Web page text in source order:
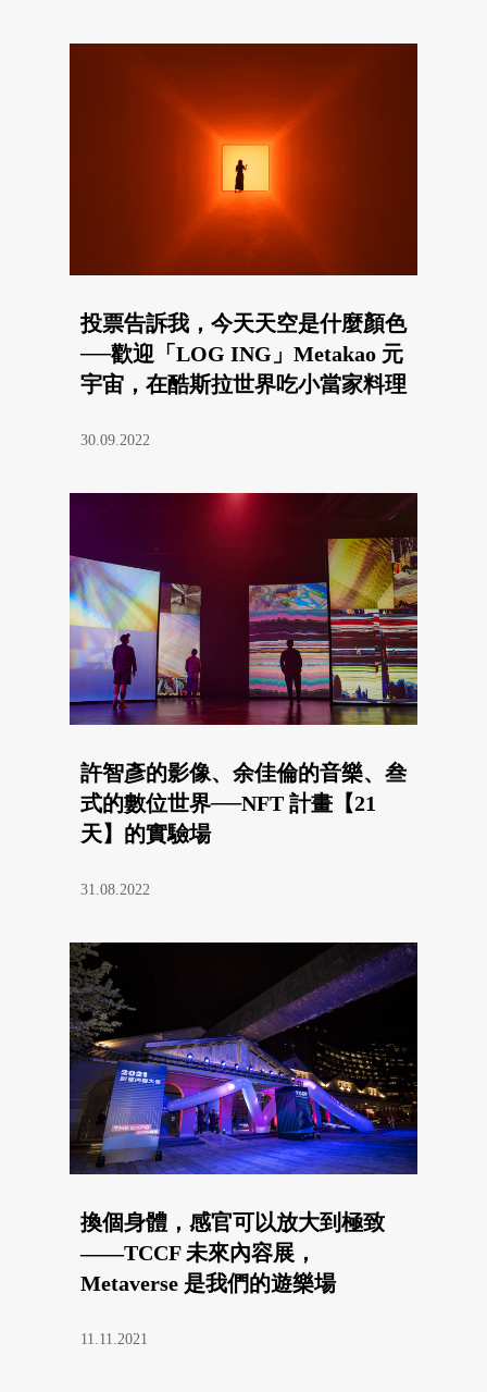
投票告訴我，今天天空是什麼顏色
──歡迎「LOG ING」Metakao 元
宇宙，在酷斯拉世界吃小當家料理
30.09.2022
許智彥的影像、余佳倫的音樂、叁
式的數位世界──NFT 計畫【21
天】的實驗場
31.08.2022
換個身體，感官可以放大到極致
——TCCF 未來內容展，
Metaverse 是我們的遊樂場
11.11.2021